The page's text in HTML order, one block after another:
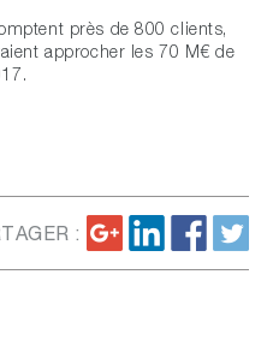
près de 800 clients,
approcher les 70 M€ de
: